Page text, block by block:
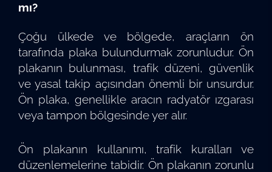
mı?
Çoğu ülkede ve bölgede, araçların ön
tarafında plaka bulundurmak zorunludur. Ön
plakanın bulunması, trafik düzeni, güvenlik
ve yasal takip açısından önemli bir unsurdur.
Ön plaka, genellikle aracın radyatör ızgarası
veya tampon bölgesinde yer alır.
Ön plakanın kullanımı, trafik kuralları ve
düzenlemelerine tabidir. Ön plakanın zorunlu